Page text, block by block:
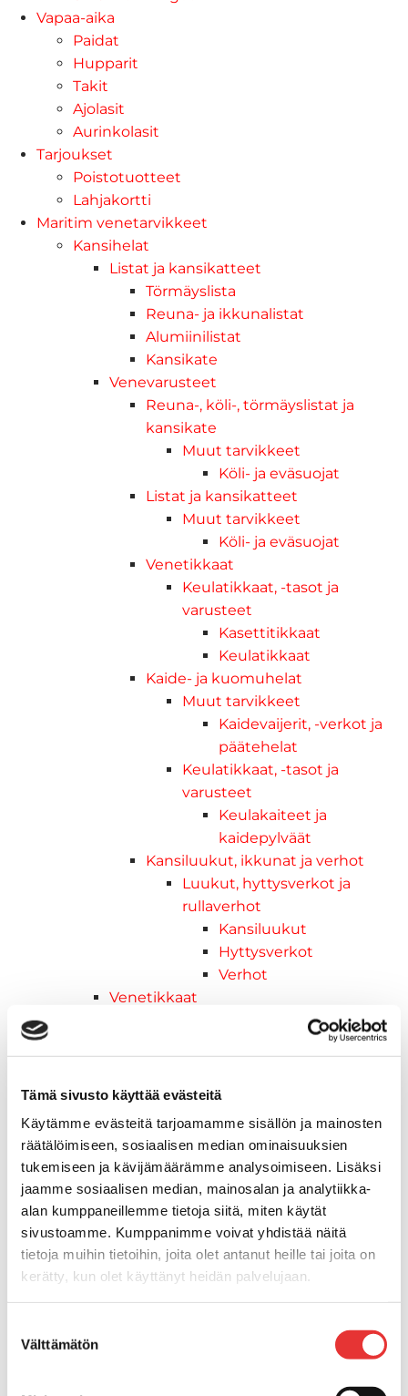
Tämä sivusto käyttää evästeitä
Käytämme evästeitä tarjoamamme sisällön ja mainosten
räätälöimiseen, sosiaalisen median ominaisuuksien
tukemiseen ja kävijämäärämme analysoimiseen. Lisäksi
jaamme sosiaalisen median, mainosalan ja analytiikka-
alan kumppaneillemme tietoja siitä, miten käytät
sivustoamme. Kumppanimme voivat yhdistää näitä
tietoja muihin tietoihin, joita olet antanut heille tai joita on
kerätty, kun olet käyttänyt heidän palvelujaan.
valinta
Välttämätön
Vapaa-aika
Paidat
Hupparit
Takit
Ajolasit
Aurinkolasit
Tarjoukset
Poistotuotteet
Lahjakortti
Maritim venetarvikkeet
Kansihelat
Listat ja kansikatteet
Törmäyslista
Reuna- ja ikkunalistat
Alumiinilistat
Kansikate
Venevarusteet
Reuna-, köli-, törmäyslistat ja
kansikate
Muut tarvikkeet
Köli- ja eväsuojat
Listat ja kansikatteet
Muut tarvikkeet
Köli- ja eväsuojat
Venetikkaat
Keulatikkaat, -tasot ja
varusteet
Kasettitikkaat
Keulatikkaat
Kaide- ja kuomuhelat
Muut tarvikkeet
Kaidevaijerit, -verkot ja
päätehelat
Keulatikkaat, -tasot ja
varusteet
Keulakaiteet ja
kaidepylväät
Kansiluukut, ikkunat ja verhot
Luukut, hyttysverkot ja
rullaverhot
Kansiluukut
Hyttysverkot
Verhot
Venetikkaat
Köysitikkaat
Kävelysillat
Muut kiinnityshelat
Koukkupidike
Pidike "clips", muovia
Lepuuttajan kiinnike
Tuulilasin kiinnike
Reuna-, köli-, törmäyslistat ja kansikate